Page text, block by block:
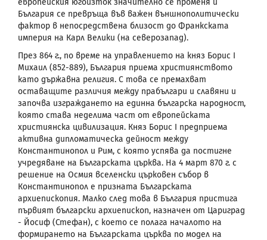
България се превръща във важен външнополитически
фактор в непосредствена близост до Франкската
империя на Карл Велики (на северозапад).
През 864 г., по време на управлението на княз Борис I
Михаил (852-889), България приема християнството
като държавна религия. С това се премахват
оставащите различия между прабългари и славяни и
започва изграждането на единна българска народност,
която става неделима част от европейската
християнска цивилизация. Княз Борис I предприема
активна дипломатическа дейност между
Константинопол и Рим, с която успява да постигне
учредяване на Българската църква. На 4 март 870 г. с
решение на Осмия вселенски църковен събор в
Константинопол е призната Българската
архиепископия. Малко след това в България пристига
първият български архиепископ, назначен от Цариград
- Йосиф (Стефан), с което се полага началото на
формирането на Българската църква по модел на